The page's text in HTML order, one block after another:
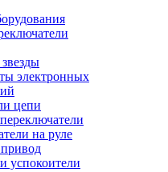
электронных
цепи
на руле
успокоители